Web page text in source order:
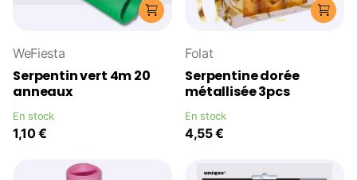
WeFiesta
Serpentin vert 4m 20
anneaux
En stock
1,10 €
Folat
Serpentine dorée
métallisée 3pcs
En stock
4,55 €